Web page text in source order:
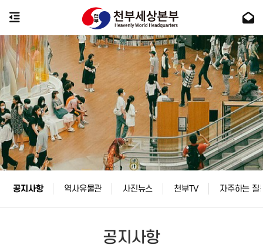
공지사항 역사유물관 사진뉴스 천부TV 자주하는 질
공지사항